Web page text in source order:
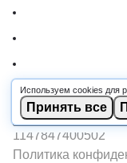
Используем cookies для
Принять все
© 2026
ООО «РОСКАБ»,
1147847400502
Политика